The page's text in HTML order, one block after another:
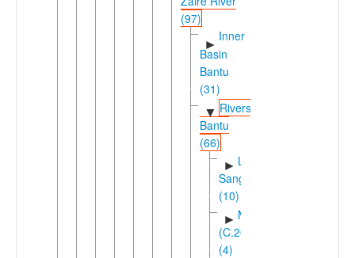
(97)
►
Inner
Basin
Bantu
(31)
▼ Rivers
Bantu
(66)
► Likouala-
Sangha
(10)
► Mboshi
(C.20)
(4)